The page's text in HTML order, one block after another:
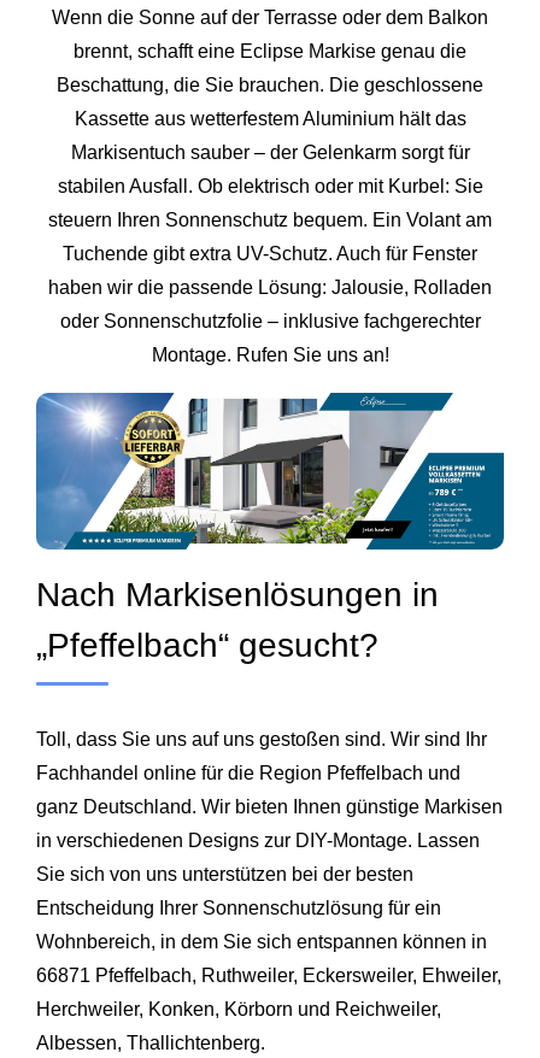
Wenn die Sonne auf der Terrasse oder dem Balkon
brennt, schafft eine Eclipse Markise genau die
Beschattung, die Sie brauchen. Die geschlossene
Kassette aus wetterfestem Aluminium hält das
Markisentuch sauber – der Gelenkarm sorgt für
stabilen Ausfall. Ob elektrisch oder mit Kurbel: Sie
steuern Ihren Sonnenschutz bequem. Ein Volant am
Tuchende gibt extra UV-Schutz. Auch für Fenster
haben wir die passende Lösung: Jalousie, Rolladen
oder Sonnenschutzfolie – inklusive fachgerechter
Montage. Rufen Sie uns an!
Nach Markisenlösungen in
„Pfeffelbach“ gesucht?
Toll, dass Sie uns auf uns gestoßen sind. Wir sind Ihr
Fachhandel online für die Region Pfeffelbach und
ganz Deutschland. Wir bieten Ihnen günstige Markisen
in verschiedenen Designs zur DIY-Montage. Lassen
Sie sich von uns unterstützen bei der besten
Entscheidung Ihrer Sonnenschutzlösung für ein
Wohnbereich, in dem Sie sich entspannen können in
66871 Pfeffelbach, Ruthweiler, Eckersweiler, Ehweiler,
Herchweiler, Konken, Körborn und Reichweiler,
Albessen, Thallichtenberg.